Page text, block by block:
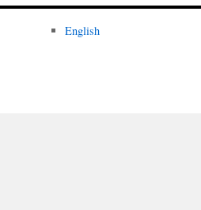
English